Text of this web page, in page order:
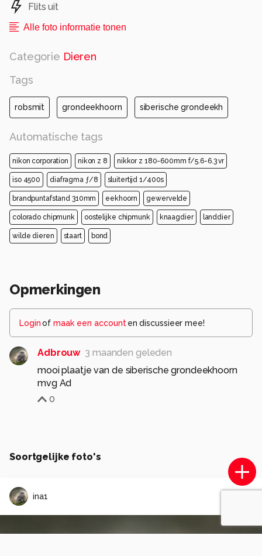
Flits uit
Alle foto informatie tonen
Categorie Dieren
Tags
robsmit grondeekhoorn siberische grondeekh
Automatische tags
nikon corporation nikon z 8 nikkor z 180-600mm f/5.6-6.3 vr
iso 4500 diafragma ƒ/8 sluitertijd 1/400s
brandpuntafstand 310mm eekhoorn gewervelde
colorado chipmunk oostelijke chipmunk knaagdier landdier
wilde dieren staart bond
Opmerkingen
Loginof maak een account en discussieer mee!
Adbrouw 3 maanden geleden
mooi plaatje van de siberische grondeekhoorn
mvg Ad
0
Soortgelijke foto's
ina1